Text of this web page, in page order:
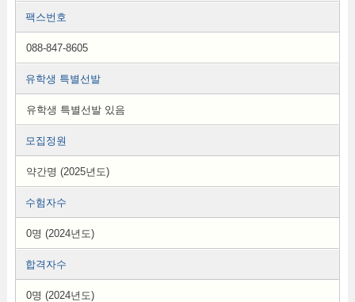
팩스번호
088-847-8605
유학생 특별선발
유학생 특별선발 있음
모집정원
약간명 (2025년도)
수험자수
0명 (2024년도)
합격자수
0명 (2024년도)